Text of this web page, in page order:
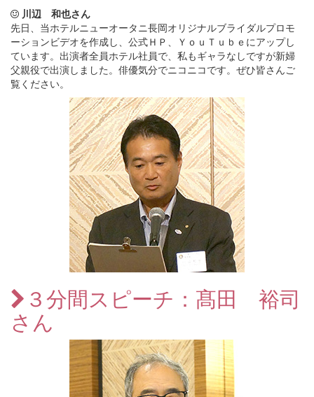
川辺 和也さん
先日、当ホテルニューオータニ長岡オリジナルブライダルプロモ
ーションビデオを作成し、公式ＨＰ、ＹｏｕＴｕｂｅにアップし
ています。出演者全員ホテル社員で、私もギャラなしですが新婦
父親役で出演しました。俳優気分でニコニコです。ぜひ皆さんご
覧ください。
３分間スピーチ：髙田 裕司
さん